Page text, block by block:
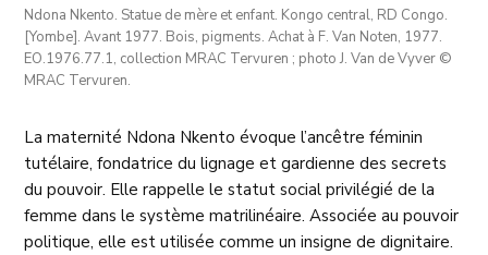
Ndona Nkento. Statue de mère et enfant. Kongo central, RD Congo.
[Yombe]. Avant 1977. Bois, pigments. Achat à F. Van Noten, 1977.
EO.1976.77.1, collection MRAC Tervuren ; photo J. Van de Vyver ©
MRAC Tervuren.
La maternité Ndona Nkento évoque l’ancêtre féminin
tutélaire, fondatrice du lignage et gardienne des secrets
du pouvoir. Elle rappelle le statut social privilégié de la
femme dans le système matrilinéaire. Associée au pouvoir
politique, elle est utilisée comme un insigne de dignitaire.